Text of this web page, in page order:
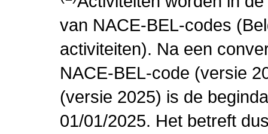
van NACE-BEL-codes
activiteiten). Na een
NACE-BEL-code (versie
(versie 2025) is de
01/01/2025. Het betreft